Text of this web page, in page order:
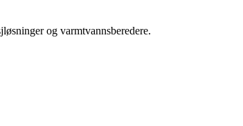
og varmtvannsberedere.